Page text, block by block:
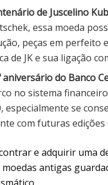
de Juscelino
essa moeda
peças em perfeito
de JK e sua ligação
aniversário do Banco
no sistema
especialmente se
com futuras edições
e adquirir uma
antigas